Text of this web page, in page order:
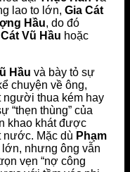
lao to lớn, Gia Cát
Hầu, do đó
Vũ Hầu hoặc
Hầu và bày tỏ sự
chuyện về ông,
người thua kém hay
“thẹn thùng” của
khao khát được
nước. Mặc dù Phạm
nhưng ông vẫn
vẹn “nợ công